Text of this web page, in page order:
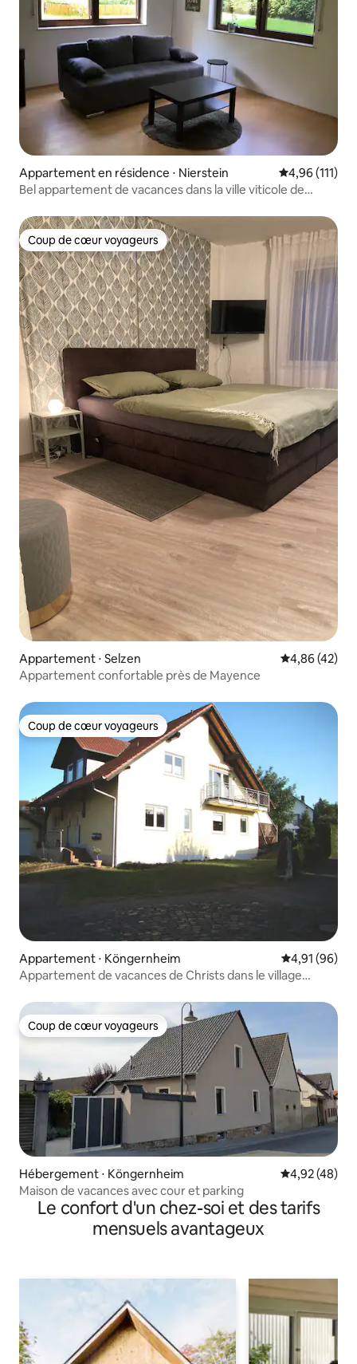
Appartement en résidence ⋅ Nierstein Évaluation
4,96 (111)
Bel appartement de vacances dans la ville viticole de
Coup de cœur voyageurs
Coup de cœur voyageurs
Appartement ⋅ Selzen Évaluation
4,86 (42)
Appartement confortable près de Mayence
Coup de cœur voyageurs
Coup de cœur voyageurs
Appartement ⋅ Köngernheim Évaluation
4,91 (96)
Appartement de vacances de Christs dans le village
Coup de cœur voyageurs
Coup de cœur voyageurs
Hébergement ⋅ Köngernheim Évaluation
4,92 (48)
Maison de vacances avec cour et parking
Le confort d'un chez-soi et des tarifs
mensuels avantageux